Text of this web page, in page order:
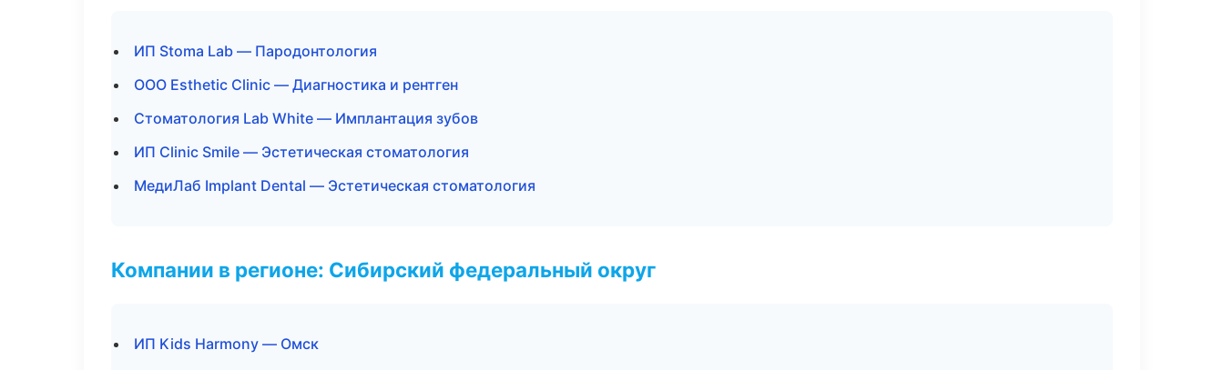
ИП Stoma Lab — Пародонтология
ООО Esthetic Clinic — Диагностика и рентген
Стоматология Lab White — Имплантация зубов
ИП Clinic Smile — Эстетическая стоматология
МедиЛаб Implant Dental — Эстетическая стоматология
Компании в регионе: Сибирский федеральный округ
ИП Kids Harmony — Омск